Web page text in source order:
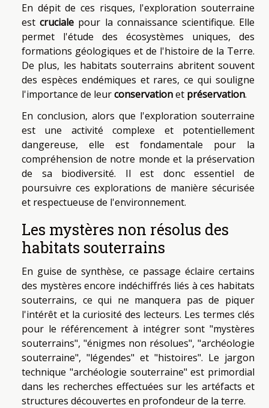
En dépit de ces risques, l'exploration souterraine
estcruciale pour la connaissance scientifique. Elle
permet l'étude des écosystèmes uniques, des
formations géologiques et de l'histoire de la Terre.
De plus, les habitats souterrains abritent souvent
des espèces endémiques et rares, ce qui souligne
l'importance de leurconservationet préservation.
En conclusion, alors que l'exploration souterraine
est une activité complexe et potentiellement
dangereuse, elle est fondamentale pour la
compréhension de notre monde et la préservation
de sa biodiversité. Il est donc essentiel de
poursuivre ces explorations de manière sécurisée
et respectueuse de l'environnement.
Les mystères non résolus des
habitats souterrains
En guise de synthèse, ce passage éclaire certains
des mystères encore indéchiffrés liés à ces habitats
souterrains, ce qui ne manquera pas de piquer
l'intérêt et la curiosité des lecteurs. Les termes clés
pour le référencement à intégrer sont "mystères
souterrains", "énigmes non résolues", "archéologie
souterraine", "légendes" et "histoires". Le jargon
technique "archéologie souterraine" est primordial
dans les recherches effectuées sur les artéfacts et
structures découvertes en profondeur de la terre.